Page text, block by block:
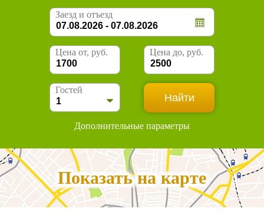
Заезд и отъезд
Цена от, руб. Цена до, руб.
Гостей
Дополнительные параметры
Показать на карте